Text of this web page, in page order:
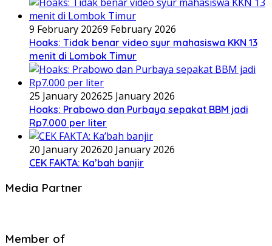
9 February 20269 February 2026
Hoaks: Tidak benar video syur mahasiswa KKN 13
menit di Lombok Timur
25 January 202625 January 2026
Hoaks: Prabowo dan Purbaya sepakat BBM jadi
Rp7.000 per liter
20 January 202620 January 2026
CEK FAKTA: Ka’bah banjir
Media Partner
Member of